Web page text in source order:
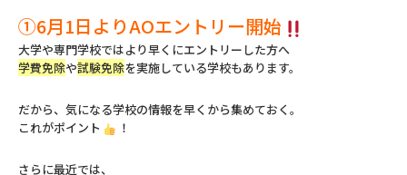
①6月1日よりAOエントリー開始
大学や専門学校ではより早くにエントリーした方へ
学費免除や試験免除を実施している学校もあります。
だから、気になる学校の情報を早くから集めておく。
これがポイント
！
さらに最近では、